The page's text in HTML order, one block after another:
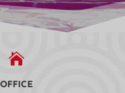

OFFICE